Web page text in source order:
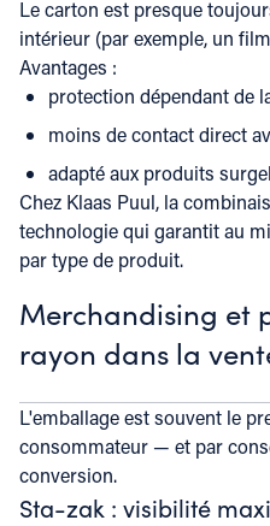
Le carton est presque
intérieur (par exemple, un
Avantages :
protection dépendant de
moins de contact direct
adapté aux produits
Chez Klaas Puul, la
technologie qui garantit au
par type de produit.
Merchandising et
rayon dans la
L'emballage est souvent le
consommateur — et par
conversion.
Sta-zak : visibilité